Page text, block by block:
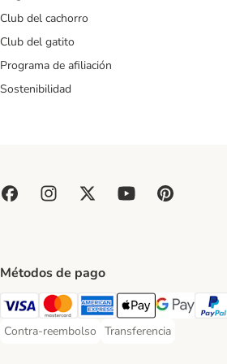
Club del cachorro
Club del gatito
Programa de afiliación
Sostenibilidad
Métodos de pago
Visa Payment Method
Mastercard Payment Method
American Express Payment
Apple Pay Payment
Google Pay
Contra-reembolso
Contra-reembolso Payment Method
Transferencia
Transferencia Payment